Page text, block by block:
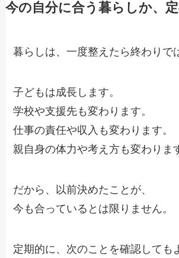
今の自分に合う暮らしか、
暮らしは、一度整えたら終わりで
子どもは成長します。
学校や支援先も変わります。
仕事の責任や収入も変わります。
親自身の体力や考え方も変わりま
だから、以前決めたことが、
今も合っているとは限りません。
定期的に、次のことを確認しても